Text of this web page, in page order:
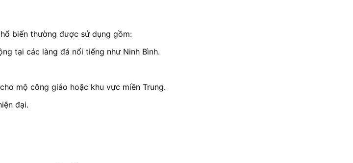
biến thường được sử dụng gồm:
tại các làng đá nổi tiếng như Ninh Bình.
mộ công giáo hoặc khu vực miền Trung.
đại.